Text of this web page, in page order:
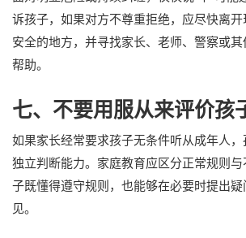
诉孩子，如果对方不尊重拒绝，应尽快离开
安全的地方，并寻找家长、老师、警察或
帮助。
七、不要用服从来评价孩
如果家长经常要求孩子无条件听从成年人
独立判断能力。家庭教育应区分正常规则
子既懂得遵守规则，也能够在必要时提出
见。